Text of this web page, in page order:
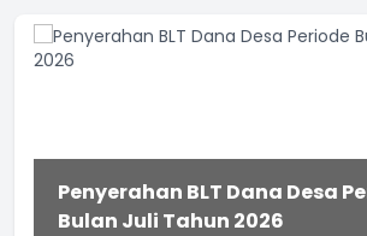
Penyerahan BLT Dana Desa
Bulan Juli Tahun 2026